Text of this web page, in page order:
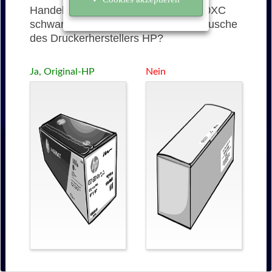
Handelt es sich bei der 212X (W2120XC
schwarz) um eine originale Tonerkartusche
des Druckerherstellers HP?
Ja, Original-HP Nein